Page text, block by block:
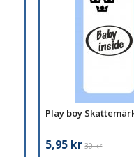
Play boy
5,95 kr 30 kr